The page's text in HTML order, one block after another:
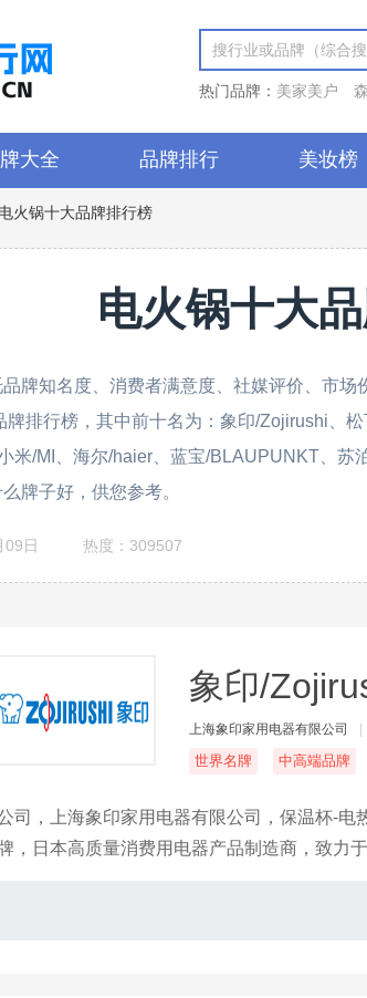
热门品牌： 美家美户
大全 品牌排行 美妆榜
电火锅十大品牌排行榜
电火锅十大
牌知名度、消费者满意度、社媒评价、市
牌排行榜，其中前十名为：象印/Zojirushi、
米/MI、海尔/haier、蓝宝/BLAUPUNKT、
牌子好，供您参考。
日 热度：309507
象印/
上海象印家用电器有限公司
世界名牌 中高端品牌
司，上海象印家用电器有限公司，保温杯-
，日本高质量消费用电器产品制造商，致力